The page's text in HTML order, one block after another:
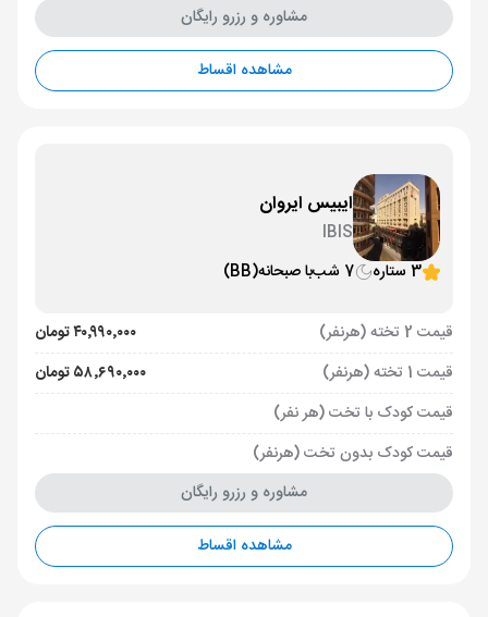
مشاوره و رزرو رایگان
مشاهده اقساط
ایبیس ایروان
IBIS
3 ستاره
7 شب با صبحانه(BB)
قیمت 2 تخته (هرنفر)
۴۰٬۹۹۰٬۰۰۰ تومان
قیمت 1 تخته (هرنفر)
۵۸٬۶۹۰٬۰۰۰ تومان
قیمت کودک با تخت (هر نفر)
قیمت کودک بدون تخت (هرنفر)
مشاوره و رزرو رایگان
مشاهده اقساط